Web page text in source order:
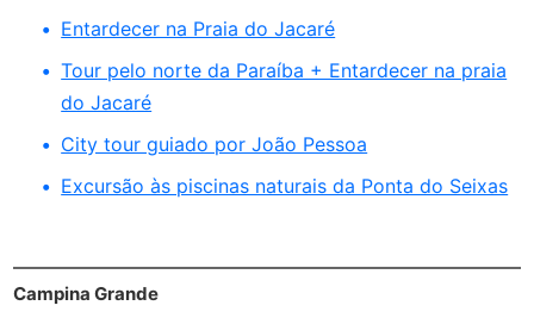
Entardecer na Praia do Jacaré
Tour pelo norte da Paraíba + Entardecer na praia
do Jacaré
City tour guiado por João Pessoa
Excursão às piscinas naturais da Ponta do Seixas
Campina Grande